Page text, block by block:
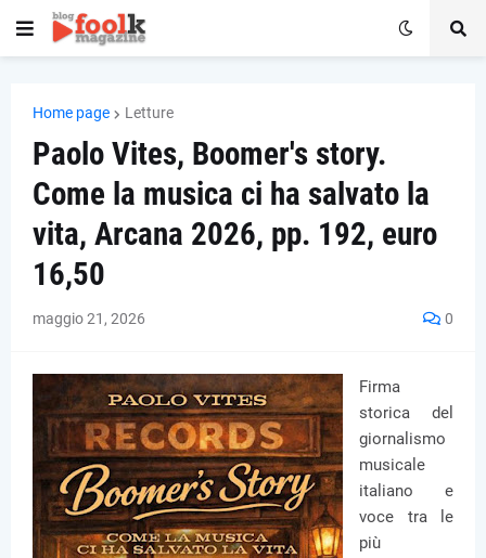
Home page Letture
Paolo Vites, Boomer's story.
Come la musica ci ha salvato la
vita, Arcana 2026, pp. 192, euro
16,50
maggio 21, 2026 0
Firma
storica del
giornalismo
musicale
italiano e
voce tra le
più